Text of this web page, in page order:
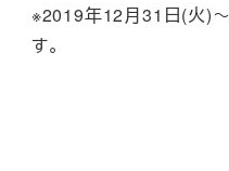
※2019年12月31日(火)
す。